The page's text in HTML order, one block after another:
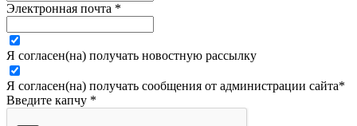
Электронная почта *
Я согласен(на) получать новостную рассылку
Я согласен(на) получать сообщения от администрации сайта*
Введите капчу *